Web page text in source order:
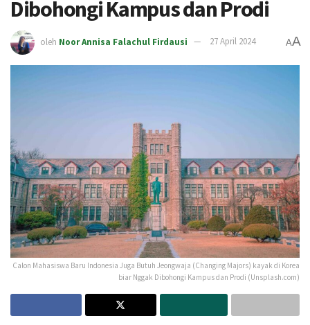
Dibohongi Kampus dan Prodi
oleh Noor Annisa Falachul Firdausi 27 April 2024 AA
Calon Mahasiswa Baru Indonesia Juga Butuh Jeongwaja (Changing Majors) kayak di Korea
biar Nggak Dibohongi Kampus dan Prodi (Unsplash.com)